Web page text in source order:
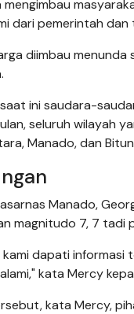
dari pemerintah
diimbau
ini saudara-
seluruh wilayah
Manado, dan
Manado,
magnitudo 7, 7 tadi
dapati informasi
kata Mercy
kata Mercy,